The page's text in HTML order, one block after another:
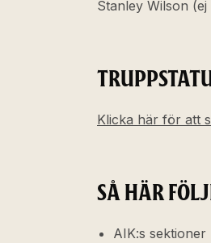
Stanley Wilson (ej
Klicka här för att
SÅ HÄR
AIK:s sektioner